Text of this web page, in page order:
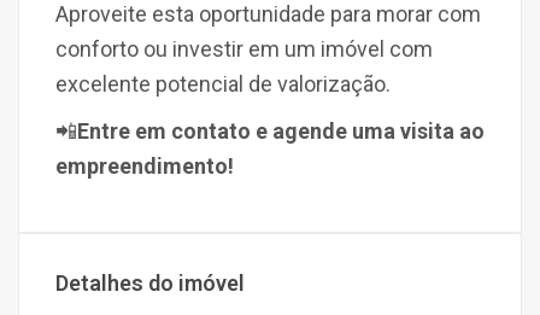
Aproveite esta oportunidade para morar com
conforto ou investir em um imóvel com
excelente potencial de valorização.
📲Entre em contato e agende uma visita ao
empreendimento!
Detalhes do imóvel